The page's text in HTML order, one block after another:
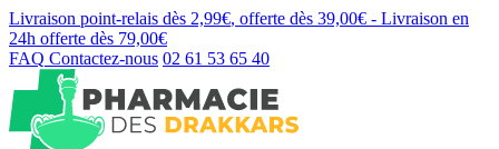
Livraison point-relais dès 2,99€, offerte dès 39,00€ - Livraison en
24h offerte dès 79,00€
FAQ Contactez-nous 02 61 53 65 40